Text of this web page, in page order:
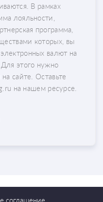
В рамках
лояльности,
программа,
которых, вы
валют на
этого нужно
сайте. Оставьте
на нашем ресурсе.
соглашение